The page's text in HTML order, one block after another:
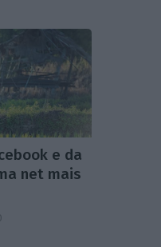
e da
net mais